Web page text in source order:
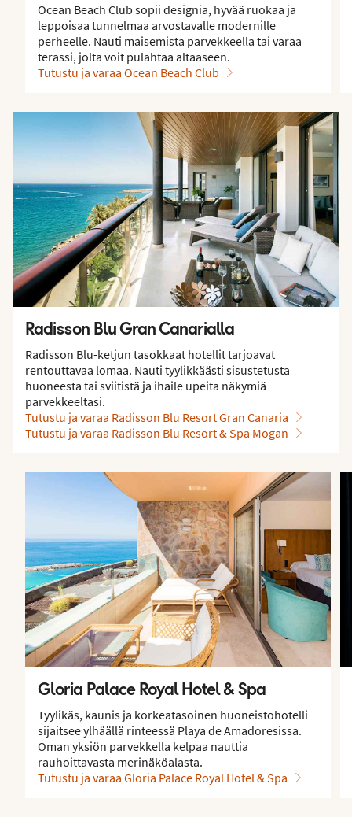
Ocean Beach Club sopii designia, hyvää ruokaa ja
leppoisaa tunnelmaa arvostavalle modernille
perheelle. Nauti maisemista parvekkeella tai varaa
terassi, jolta voit pulahtaa altaaseen.
Tutustu ja varaa Ocean Beach Club
Radisson Blu Gran Canarialla
Radisson Blu-ketjun tasokkaat hotellit tarjoavat
rentouttavaa lomaa. Nauti tyylikkäästi sisustetusta
huoneesta tai sviitistä ja ihaile upeita näkymiä
parvekkeeltasi.
Tutustu ja varaa Radisson Blu Resort Gran Canaria
Tutustu ja varaa Radisson Blu Resort & Spa Mogan
Gloria Palace Royal Hotel & Spa
Tyylikäs, kaunis ja korkeatasoinen huoneistohotelli
sijaitsee ylhäällä rinteessä Playa de Amadoresissa.
Oman yksiön parvekkella kelpaa nauttia
rauhoittavasta merinäköalasta.
Tutustu ja varaa Gloria Palace Royal Hotel & Spa